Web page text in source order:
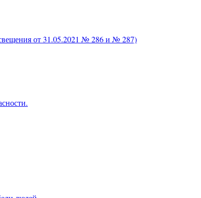
от 31.05.2021 № 286 и № 287)